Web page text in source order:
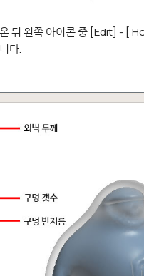
뒤 왼쪽 아이콘 중 [Edit] - [
다.